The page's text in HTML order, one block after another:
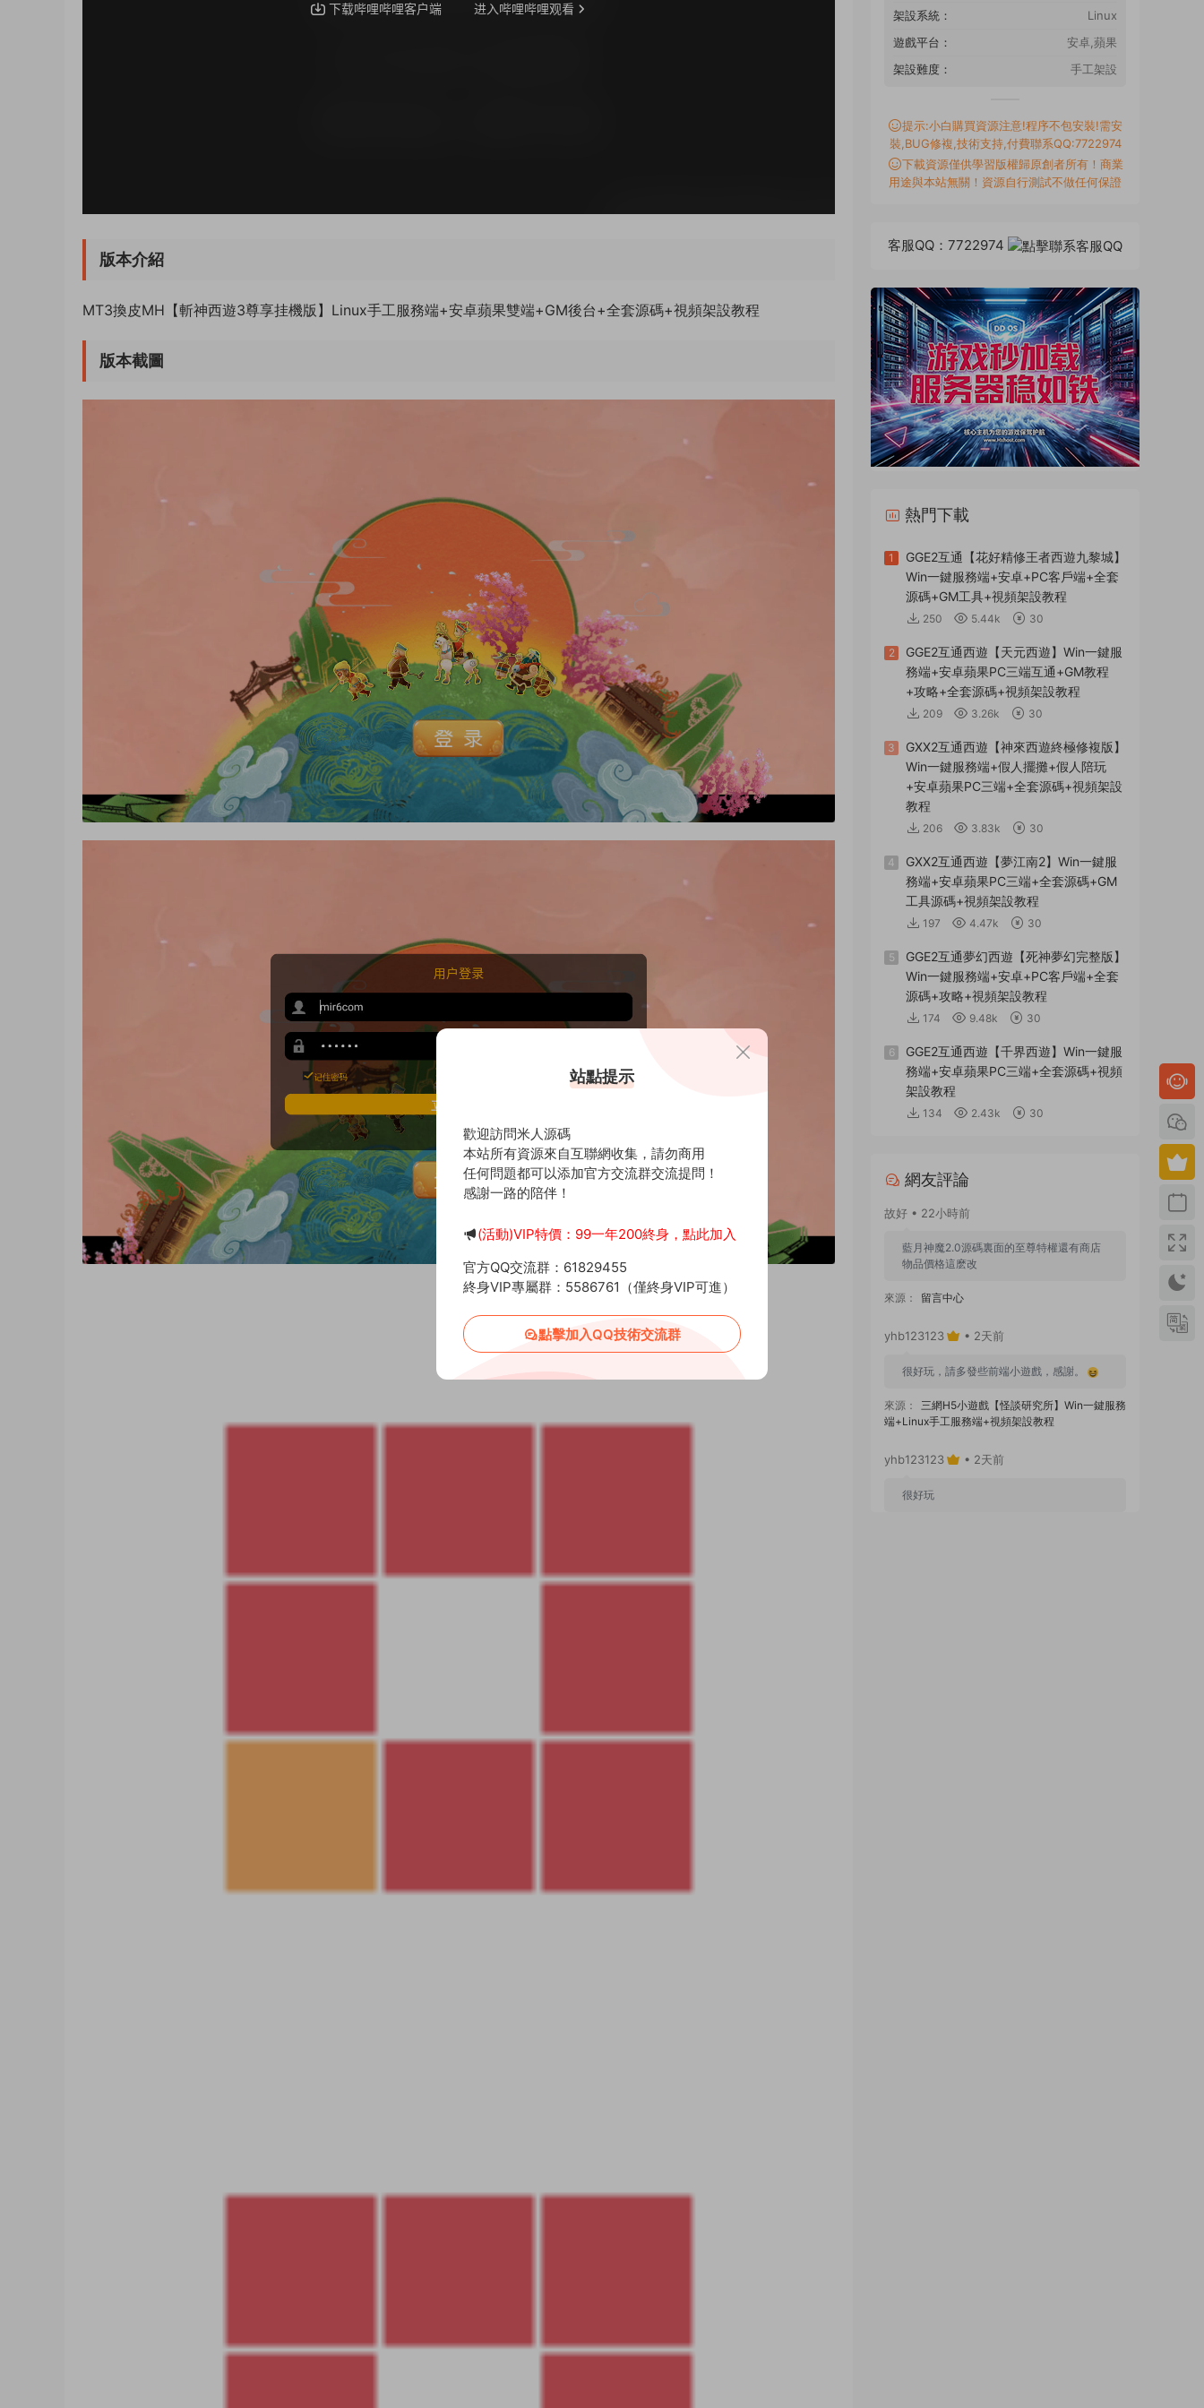
版本介紹
MT3換皮MH【斬神西遊3尊享挂機版】Linux手工服務端+安卓蘋果雙端+GM後台+全套源碼+視頻架設教程
版本截圖
架設系統：
Linux
遊戲平台：
安卓,蘋果
架設難度：
手工架設
提示:小白購買資源注意!程序不包安裝!需安
裝,BUG修複,技術支持,付費聯系QQ:7722974
下載資源僅供學習版權歸原創者所有！商業
用途與本站無關！資源自行測試不做任何保證
客服QQ：7722974
熱門下載
1
GGE2互通【花好精修王者西遊九黎城】
Win一鍵服務端+安卓+PC客戶端+全套
源碼+GM工具+視頻架設教程
250 5.44k 30
2
GGE2互通西遊【天元西遊】Win一鍵服
務端+安卓蘋果PC三端互通+GM教程
+攻略+全套源碼+視頻架設教程
209 3.26k 30
3
GXX2互通西遊【神來西遊終極修複版】
Win一鍵服務端+假人擺攤+假人陪玩
+安卓蘋果PC三端+全套源碼+視頻架設
教程
206 3.83k 30
4
GXX2互通西遊【夢江南2】Win一鍵服
務端+安卓蘋果PC三端+全套源碼+GM
工具源碼+視頻架設教程
197 4.47k 30
5
GGE2互通夢幻西遊【死神夢幻完整版】
Win一鍵服務端+安卓+PC客戶端+全套
源碼+攻略+視頻架設教程
174 9.48k 30
6
GGE2互通西遊【千界西遊】Win一鍵服
務端+安卓蘋果PC三端+全套源碼+視頻
架設教程
134 2.43k 30
網友評論
故好 • 22小時前
藍月神魔2.0源碼裏面的至尊特權還有商店
物品價格這麽改
來源： 留言中心
yhb123123 • 2天前
很好玩，請多發些前端小遊戲，感謝。
來源：
三網H5小遊戲【怪談研究所】Win一鍵服務
端+Linux手工服務端+視頻架設教程
yhb123123 • 2天前
很好玩
站點提示
歡迎訪問米人源碼
本站所有資源來自互聯網收集，請勿商用
任何問題都可以添加官方交流群交流提問！
感謝一路的陪伴！
(活動)VIP特價：99一年200終身，點此加入
官方QQ交流群：61829455
終身VIP專屬群：5586761（僅終身VIP可進）
點擊加入QQ技術交流群